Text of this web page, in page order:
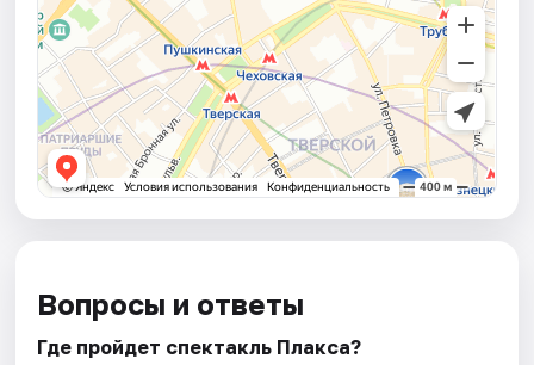
Вопросы и ответы
Где пройдет спектакль Плакса?